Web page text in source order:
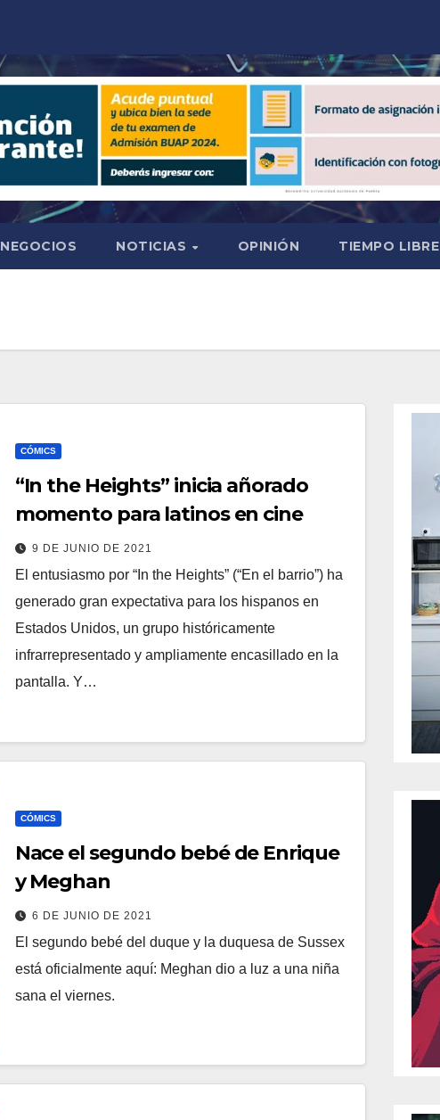
NEGOCIOS NOTICIAS OPINIÓN TIEMPO LIBRE
CÓMICS
“In the Heights” inicia añorado
momento para latinos en cine
9 DE JUNIO DE 2021
El entusiasmo por “In the Heights” (“En el barrio”) ha
generado gran expectativa para los hispanos en
Estados Unidos, un grupo históricamente
infrarrepresentado y ampliamente encasillado en la
pantalla. Y…
CÓMICS
Nace el segundo bebé de Enrique
y Meghan
6 DE JUNIO DE 2021
El segundo bebé del duque y la duquesa de Sussex
está oficialmente aquí: Meghan dio a luz a una niña
sana el viernes.